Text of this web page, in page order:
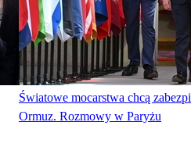
Światowe mocarstwa chcą
Ormuz. Rozmowy w Paryżu